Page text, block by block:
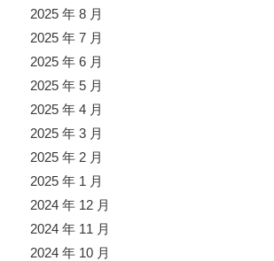
2025 年 8 月
2025 年 7 月
2025 年 6 月
2025 年 5 月
2025 年 4 月
2025 年 3 月
2025 年 2 月
2025 年 1 月
2024 年 12 月
2024 年 11 月
2024 年 10 月